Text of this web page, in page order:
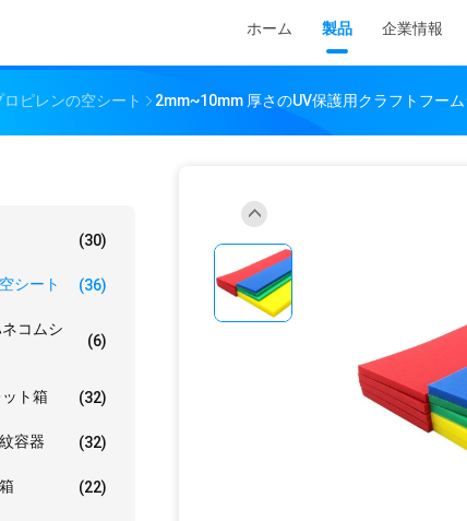
ホーム 製品 企業情報
ロピレンの空シート 2mm~10mm 厚さのUV保護用クラフトフーム
(30)
シート (36)
コムシ
(6)
ト箱 (32)
容器 (32)
(22)